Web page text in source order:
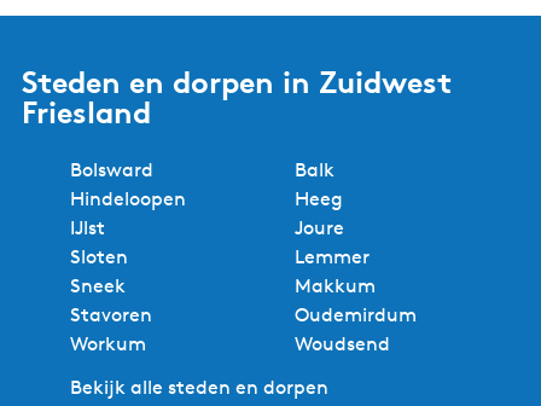
Steden en dorpen in Zuidwest
Friesland
Bolsward
Balk
Hindeloopen
Heeg
IJlst
Joure
Sloten
Lemmer
Sneek
Makkum
Stavoren
Oudemirdum
Workum
Woudsend
Bekijk alle steden en dorpen